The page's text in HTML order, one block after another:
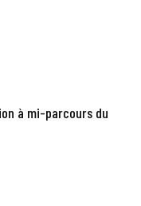
à mi-parcours du